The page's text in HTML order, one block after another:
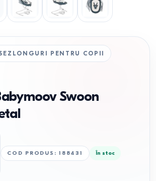
PENTRU COPII
Swoon
COD PRODUS :188431 În stoc